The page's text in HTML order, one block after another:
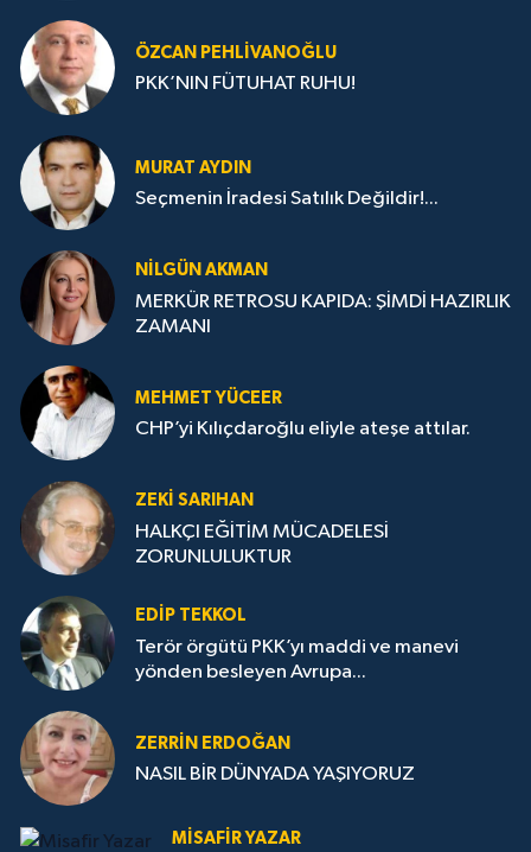
ÖZCAN PEHLIVANOĞLU
PKK’NIN FÜTUHAT RUHU!
MURAT AYDIN
Seçmenin İradesi Satılık Değildir!...
NILGÜN AKMAN
MERKÜR RETROSU KAPIDA: ŞİMDİ HAZIRLIK
ZAMANI
MEHMET YÜCEER
CHP’yi Kılıçdaroğlu eliyle ateşe attılar.
ZEKI SARIHAN
HALKÇI EĞİTİM MÜCADELESİ
ZORUNLULUKTUR
EDIP TEKKOL
Terör örgütü PKK’yı maddi ve manevi
yönden besleyen Avrupa...
ZERRIN ERDOĞAN
NASIL BİR DÜNYADA YAŞIYORUZ
MISAFIR YAZAR